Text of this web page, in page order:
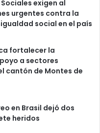
exigen al
urgentes contra la
social en el país
fortalecer la
a sectores
cantón de Montes de
en Brasil dejó dos
heridos